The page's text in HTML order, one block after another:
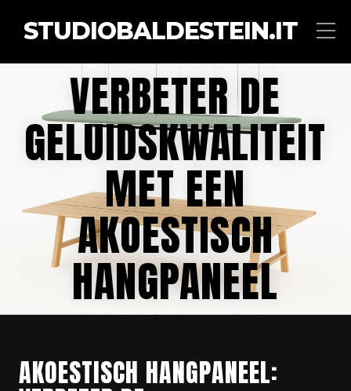
STUDIOBALDESTEIN.IT
VERBETER DE
GELUIDSKWALITEIT
MET EEN
AKOESTISCH
HANGPANEEL
AKOESTISCH HANGPANEEL: